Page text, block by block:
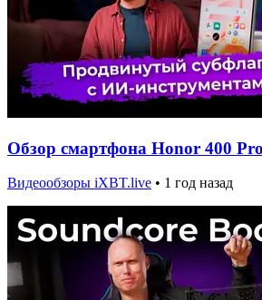
Обзор смартфона Honor 400 Pro
Видеообзоры iXBT.live • 1 год назад